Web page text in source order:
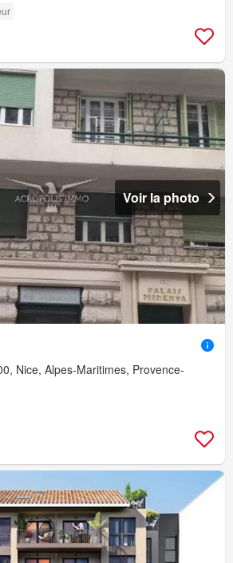
Voir la photo
Nice, Alpes-Maritimes, Provence-